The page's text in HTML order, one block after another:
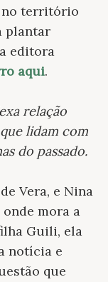
no território
plantar
editora
aqui.
relação
lidam com
do passado.
Vera, e Nina
mora a
Guili, ela
notícia e
que